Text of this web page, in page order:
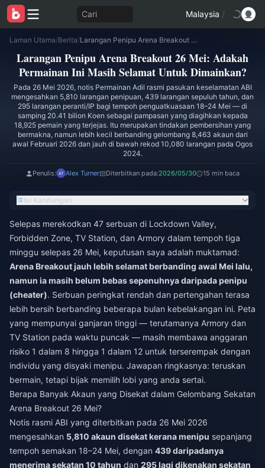
Cari Malaysia /
Laman Utama/Berita/ Larangan Penipu Arena Breakout 26 Mei: Adakah Permainan Ini Masih Selamat Untuk Dimainkan?
Larangan Penipu Arena Breakout 26 Mei: Adakah
Permainan Ini Masih Selamat Untuk Dimainkan?
Pada 26 Mei 2026, notis Permainan Adil rasmi pasukan keselamatan ABI
mengesahkan 5,810 larangan penipuan, 439 larangan sepuluh tahun, dan
295 larangan peranti/IP bagi tempoh penguatkuasaan 18–24 Mei — di
samping 20.41 bilion Koen sebagai pampasan yang diagihkan kepada
18,925 pemain yang terjejas. Itu merupakan tindakan pembersihan yang
bermakna, namun lebih kecil berbanding gelombang 8,463 akaun dari
awal Februari 2026 dan jauh di bawah rekod 10,080 larangan pada Ogos
2024.
Penulis: Alex Turner Diterbitkan pada:2026/05/30 15 min baca
Isi Kandungan
Selepas merekodkan 47 serbuan di Lockdown Valley,
Forbidden Zone, TV Station, dan Armory dalam tempoh tiga
minggu selepas 26 Mei, keputusan saya adalah muktamad:
Arena Breakout jauh lebih selamat berbanding awal Mei lalu,
namun ia masih belum bebas sepenuhnya daripada penipu
(cheater). Serbuan peringkat rendah dan pertengahan terasa
lebih bersih berbanding beberapa bulan kebelakangan ini. Peta
yang mempunyai ganjaran tinggi — terutamanya Armory dan
TV Station pada waktu puncak — masih membawa anggaran
risiko 1 dalam 8 hingga 1 dalam 12 untuk terserempak dengan
individu yang disyaki menipu. Jawapan ringkasnya: teruskan
bermain, tetapi bijak memilih lobi yang anda sertai.
Berapa Banyak Akaun yang Disekat dalam Gelombang Sekatan
Arena Breakout 26 Mei?
Notis rasmi ABI yang diterbitkan pada 26 Mei 2026
mengesahkan 5,810 akaun disekat kerana menipu sepanjang
tempoh semakan 18–24 Mei, dengan 439 daripadanya
menerima sekatan 10 tahun dan 295 lagi dikenakan sekatan